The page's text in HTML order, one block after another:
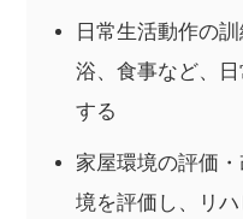
日常生活動作の
浴、食事など、
する
家屋環境の評価
境を評価し、リ